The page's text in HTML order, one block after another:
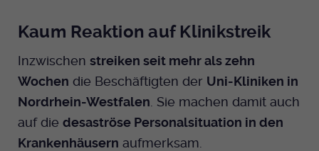
Kaum Reaktion auf Klinikstreik
Inzwischen streiken seit mehr als zehn
Wochen die Beschäftigten der Uni-Kliniken in
Nordrhein-Westfalen . Sie machen damit auch
auf die desaströse Personalsituation in den
Krankenhäusern aufmerksam.
Zweck
PHP Daten Identifikator, der gesetzt wird
wenn die PHP session() Methode benutzt
mtm_cookie_consent
Anbieter Medienhaus der EKHN GmbH
Laufzeit 1 Jahr
Zweck
Speicherung der Cookie Constent
Einstellungen
Spotify
Giphy